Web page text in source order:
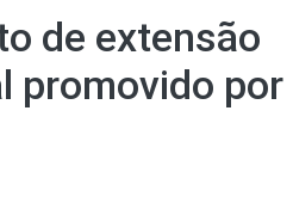
de extensão
promovido por